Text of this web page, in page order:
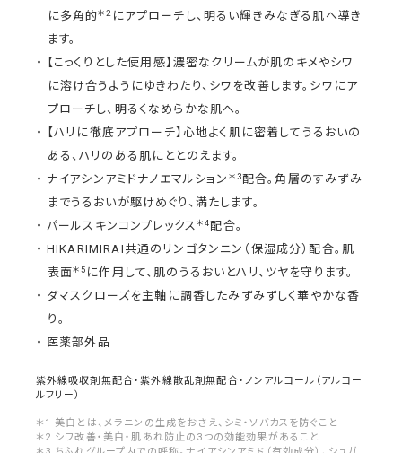
に多角的＊2 にアプローチし、明るい輝きみなぎる肌へ導き
ます。
【こっくりとした使用感】濃密なクリームが肌のキメやシワ
に溶け合うようにゆきわたり、シワを改善します。シワにア
プローチし、明るくなめらかな肌へ。
【ハリに徹底アプローチ】心地よく肌に密着してうるおいの
ある、ハリのある肌にととのえます。
ナイアシンアミドナノエマルション ＊3配合。角層のすみずみ
までうるおいが駆けめぐり、満たします。
パールスキンコンプレックス＊4配合。
HIKARIMIRAI共通のリンゴタンニン（保湿成分）配合。肌
表面＊5 に作用して、肌のうるおいとハリ、ツヤを守ります。
ダマスクローズを主軸に調香したみずみずしく華やかな香
り。
医薬部外品
紫外線吸収剤無配合・紫外線散乱剤無配合・ノンアルコール（アルコー
ルフリー）
＊1 美白とは、メラニンの生成をおさえ、シミ・ソバカスを防ぐこと
＊2 シワ改善・美白・肌あれ防止の3つの効能効果があること